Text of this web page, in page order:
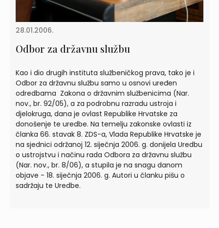
28.01.2006.
Odbor za državnu službu
Kao i dio drugih instituta službeničkog prava, tako je i
Odbor za državnu službu samo u osnovi uređen
odredbama Zakona o državnim službenicima (Nar.
nov., br. 92/05), a za podrobnu razradu ustroja i
djelokruga, dana je ovlast Republike Hrvatske za
donošenje te uredbe. Na temelju zakonske ovlasti iz
članka 66. stavak 8. ZDS-a, Vlada Republike Hrvatske je
na sjednici održanoj 12. siječnja 2006. g. donijela Uredbu
o ustrojstvu i načinu rada Odbora za državnu službu
(Nar. nov., br. 8/06), a stupila je na snagu danom
objave - 18. siječnja 2006. g. Autori u članku pišu o
sadržaju te Uredbe.